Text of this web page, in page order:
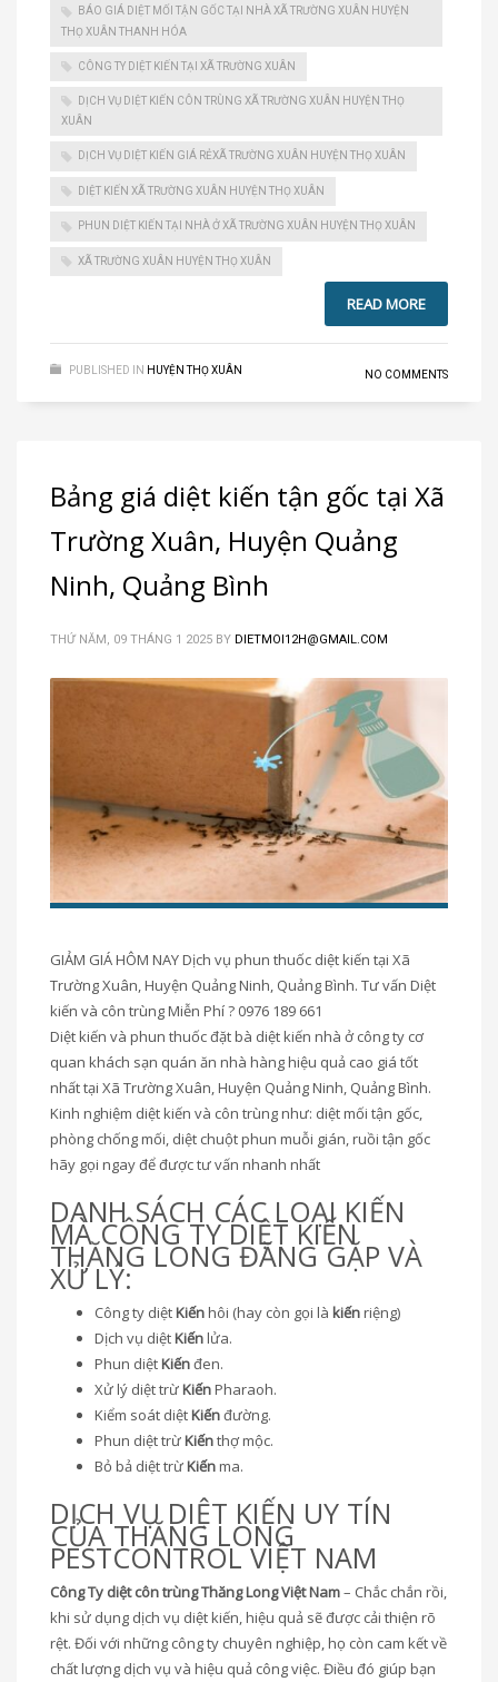
BÁO GIÁ DIỆT MỐI TẬN GỐC TẠI NHÀ XÃ TRƯỜNG XUÂN HUYỆN
THỌ XUÂN THANH HÓA
CÔNG TY DIỆT KIẾN TẠI XÃ TRƯỜNG XUÂN
DỊCH VỤ DIỆT KIẾN CÔN TRÙNG XÃ TRƯỜNG XUÂN HUYỆN THỌ
XUÂN
DỊCH VỤ DIỆT KIẾN GIÁ RẺXÃ TRƯỜNG XUÂN HUYỆN THỌ XUÂN
DIỆT KIẾN XÃ TRƯỜNG XUÂN HUYỆN THỌ XUÂN
PHUN DIỆT KIẾN TẠI NHÀ Ở XÃ TRƯỜNG XUÂN HUYỆN THỌ XUÂN
XÃ TRƯỜNG XUÂN HUYỆN THỌ XUÂN
READ MORE
PUBLISHED IN HUYỆN THỌ XUÂN NO COMMENTS
Bảng giá diệt kiến tận gốc tại Xã
Trường Xuân, Huyện Quảng
Ninh, Quảng Bình
THỨ NĂM, 09 THÁNG 1 2025 BY DIETMOI12H@GMAIL.COM
GIẢM GIÁ HÔM NAY Dịch vụ phun thuốc diệt kiến tại Xã
Trường Xuân, Huyện Quảng Ninh, Quảng Bình. Tư vấn Diệt
kiến và côn trùng Miễn Phí ? 0976 189 661
Diệt kiến và phun thuốc đặt bà diệt kiến nhà ở công ty cơ
quan khách sạn quán ăn nhà hàng hiệu quả cao giá tốt
nhất tại Xã Trường Xuân, Huyện Quảng Ninh, Quảng Bình.
Kinh nghiệm diệt kiến và côn trùng như: diệt mối tận gốc,
phòng chống mối, diệt chuột phun muỗi gián, ruồi tận gốc
hãy gọi ngay để được tư vấn nhanh nhất
DANH SÁCH CÁC LOẠI KIẾN
MÀ CÔNG TY DIỆT KIẾN
THĂNG LONG ĐĂNG GẶP VÀ
XỬ LÝ:
Công ty diệtKiếnhôi (hay còn gọi là kiếnriệng)
Dịch vụ diệtKiếnlửa.
Phun diệtKiếnđen.
Xử lý diệt trừKiếnPharaoh.
Kiểm soát diệtKiếnđường.
Phun diệt trừKiếnthợ mộc.
Bỏ bả diệt trừKiếnma.
DỊCH VỤ DIỆT KIẾN UY TÍN
CỦA THĂNG LONG
PESTCONTROL VIỆT NAM
Công Ty diệt côn trùng Thăng Long Việt Nam– Chắc chắn rồi,
khi sử dụng dịch vụ diệt kiến, hiệu quả sẽ được cải thiện rõ
rệt. Đối với những công ty chuyên nghiệp, họ còn cam kết về
chất lượng dịch vụ và hiệu quả công việc. Điều đó giúp bạn